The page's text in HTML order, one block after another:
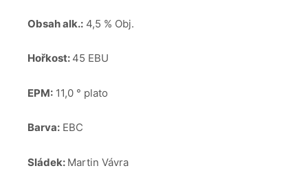
Obsah alk.: 4,5 % Obj.
Hořkost: 45 EBU
EPM: 11,0 ° plato
Barva: EBC
Sládek: Martin Vávra